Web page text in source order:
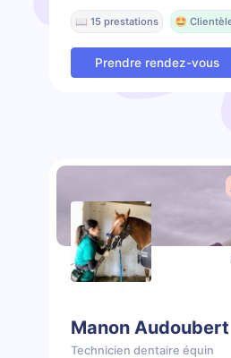
📖 15 prestations 🤩
Prendre rendez-vous
Manon Audoubert
Technicien dentaire équin